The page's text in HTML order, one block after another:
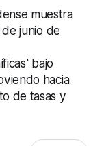
muestra
junio de
bajo
hacia
de tasas y